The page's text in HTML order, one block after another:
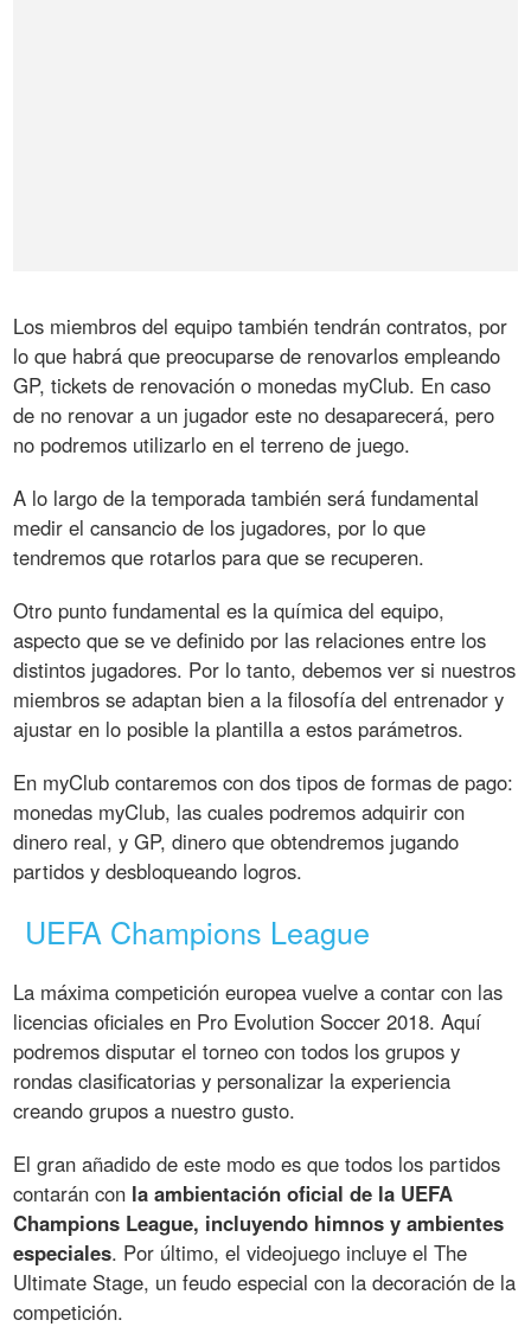
Los miembros del equipo también tendrán contratos, por
lo que habrá que preocuparse de renovarlos empleando
GP, tickets de renovación o monedas myClub. En caso
de no renovar a un jugador este no desaparecerá, pero
no podremos utilizarlo en el terreno de juego.
A lo largo de la temporada también será fundamental
medir el cansancio de los jugadores, por lo que
tendremos que rotarlos para que se recuperen.
Otro punto fundamental es la química del equipo,
aspecto que se ve definido por las relaciones entre los
distintos jugadores. Por lo tanto, debemos ver si nuestros
miembros se adaptan bien a la filosofía del entrenador y
ajustar en lo posible la plantilla a estos parámetros.
En myClub contaremos con dos tipos de formas de pago:
monedas myClub, las cuales podremos adquirir con
dinero real, y GP, dinero que obtendremos jugando
partidos y desbloqueando logros.
UEFA Champions League
La máxima competición europea vuelve a contar con las
licencias oficiales en Pro Evolution Soccer 2018. Aquí
podremos disputar el torneo con todos los grupos y
rondas clasificatorias y personalizar la experiencia
creando grupos a nuestro gusto.
El gran añadido de este modo es que todos los partidos
contarán con la ambientación oficial de la UEFA
Champions League, incluyendo himnos y ambientes
especiales. Por último, el videojuego incluye el The
Ultimate Stage, un feudo especial con la decoración de la
competición.